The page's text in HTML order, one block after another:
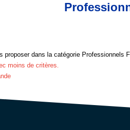
proposer dans la catégorie
moins de critères.